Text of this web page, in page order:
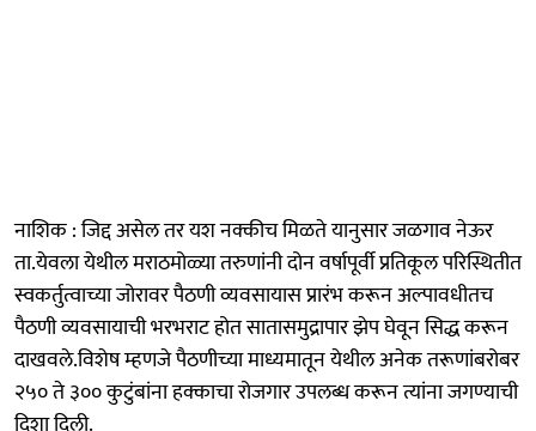
नाशिक : जिद्द असेल तर यश नक्कीच मिळते यानुसार जळगाव नेऊर
ता.येवला येथील मराठमोळ्या तरुणांनी दोन वर्षापूर्वी प्रतिकूल परिस्थितीत
स्वकर्तुत्वाच्या जोरावर पैठणी व्यवसायास प्रारंभ करून अल्पावधीतच
पैठणी व्यवसायाची भरभराट होत सातासमुद्रापार झेप घेवून सिद्ध करून
दाखवले.विशेष म्हणजे पैठणीच्या माध्यमातून येथील अनेक तरूणांबरोबर
२५० ते ३०० कुटुंबांना हक्काचा रोजगार उपलब्ध करून त्यांना जगण्याची